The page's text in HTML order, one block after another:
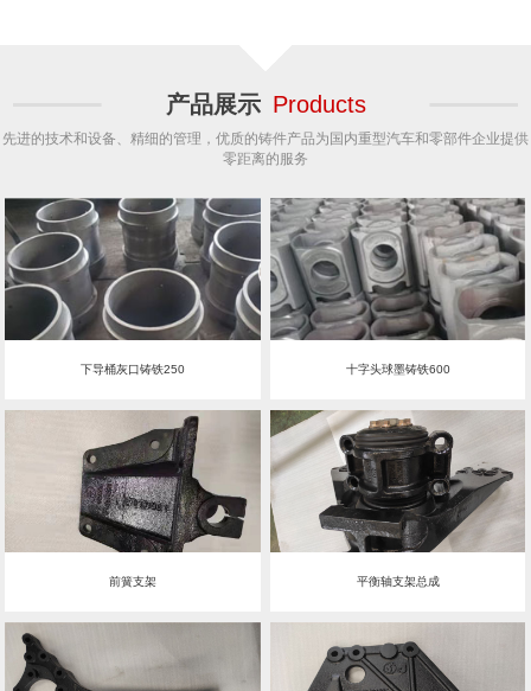
产品展示 Products
先进的技术和设备、精细的管理，优质的铸件产品为国内重型汽车和零部件企业提供
零距离的服务
下导桶灰口铸铁250 十字头球墨铸铁600
前簧支架 平衡轴支架总成